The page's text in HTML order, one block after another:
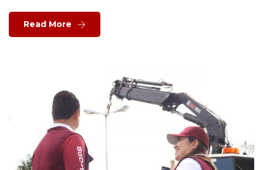
Read More